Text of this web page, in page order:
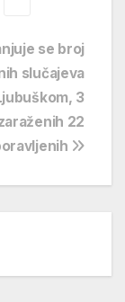
se broj
slučajeva
3
22